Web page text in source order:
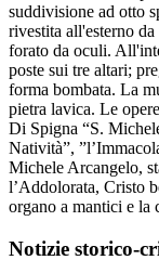
suddivisione ad otto
rivestita all'esterno
forato da oculi.
poste sui tre altari;
forma bombata. La
pietra lavica. Le
Di Spigna “S.
Natività”,
Michele Arcangelo,
l’Addolorata, Cristo
organo a mantici e
Notizie storico-